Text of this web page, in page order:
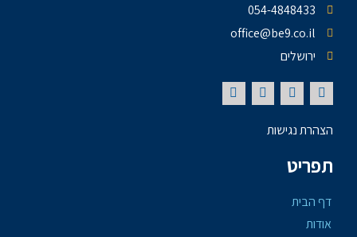
054-4848433
office@be9.co.il
ירושלים
הצהרת נגישות
תפריט
דף הבית
אודות